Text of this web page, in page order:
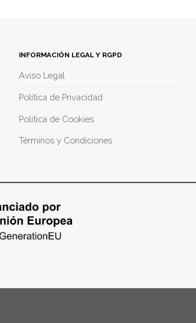
INFORMACIÓN LEGAL Y RGPD
Aviso Legal
Política de Privacidad
Política de Cookies
Términos y Condiciones